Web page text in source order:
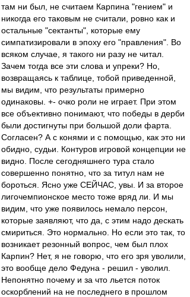
там ни был, не считаем Карпина "гением" и
никогда его таковым не считали, ровно как и
остальные "сектанты", которые ему
симпатизировали в эпоху его "правления". Во
всяком случае, я такого ни разу не читал.
Зачем тогда все эти слова и упреки? Но,
возвращаясь к таблице, тобой приведенной,
мы видим, что результаты примерно
одинаковы. +- очко роли не играет. При этом
все объективно понимают, что победы в дерби
были достигнуты при большой доли фарта.
Согласен? А с конями и с помощью, как это ни
обидно, судьи. Контуров игровой концепции не
видно. После сегодняшнего тура стало
совершенно понятно, что за титул нам не
бороться. Ясно уже СЕЙЧАС, увы. И за второе
лигочемпионское место тоже вряд ли. И мы
видим, что уже появилось немало персон,
которые заявляют, что да, с этим надо дескать
смириться. Это нормально. Но если это так, то
возникает резонный вопрос, чем был плох
Карпин? Нет, я не говорю, что его зря уволили,
это вообще дело Федуна - решил - уволил.
Непонятно почему и за что льется поток
оскорблений на не последнего в прошлом